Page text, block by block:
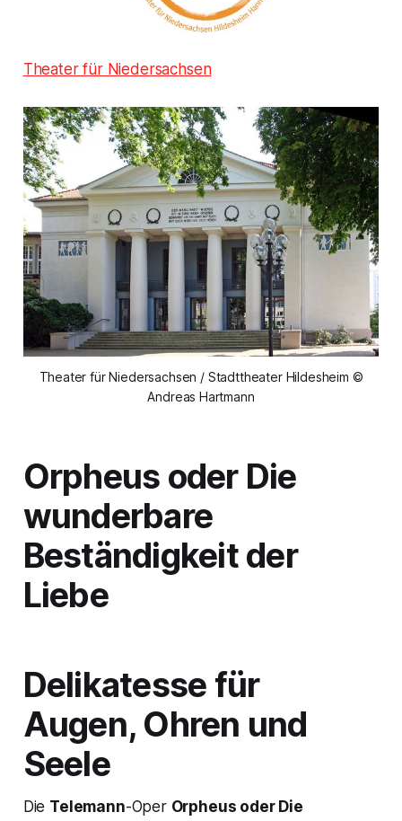
Theater für Niedersachsen
Theater für Niedersachsen / Stadttheater Hildesheim ©
Andreas Hartmann
Orpheus oder Die
wunderbare
Beständigkeit der
Liebe
Delikatesse für
Augen, Ohren und
Seele
Die Telemann-Oper Orpheus oder Die